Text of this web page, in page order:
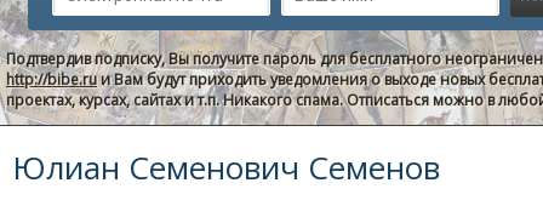
Подтвердив подписку, Вы получите пароль для бесплатного
http://bibe.ruи Вам будут приходить уведомления о выходе новых
проектах, курсах, сайтах и т.п. Никакого спама. Отписаться можно в
Юлиан Семенович Семенов